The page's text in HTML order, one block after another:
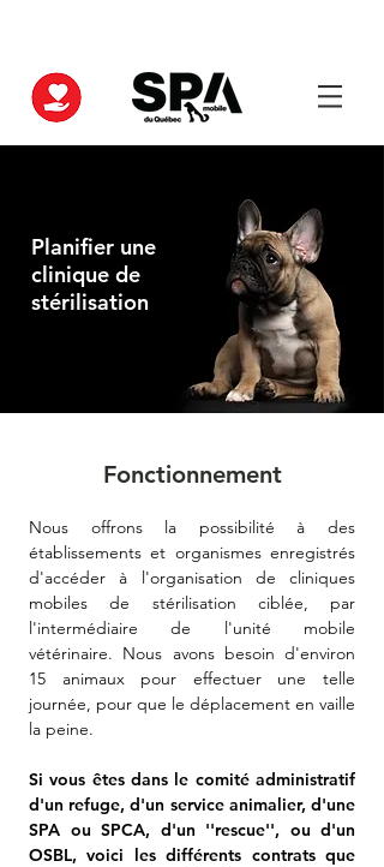
Planifier une
clinique de
stérilisation
Fonctionnement
Nous offrons la possibilité à des
établissements et organismes enregistrés
d'accéder à l'organisation de cliniques
mobiles de stérilisation ciblée, par
l'intermédiaire de l'unité mobile
vétérinaire. Nous avons besoin d'environ
15 animaux pour effectuer une telle
journée, pour que le déplacement en vaille
la peine.
Si vous êtes dans le comité administratif
d'un refuge, d'un service animalier, d'une
SPA ou SPCA, d'un ''rescue'', ou d'un
OSBL, voici les différents contrats que